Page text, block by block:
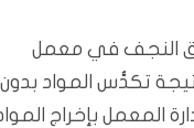
النجف في معمل
المواد في مخزن المعمل بلغ قرابة 41 مليار دينار؛ نتيجة تكدُّس المواد بدون
المعمل بإخراج